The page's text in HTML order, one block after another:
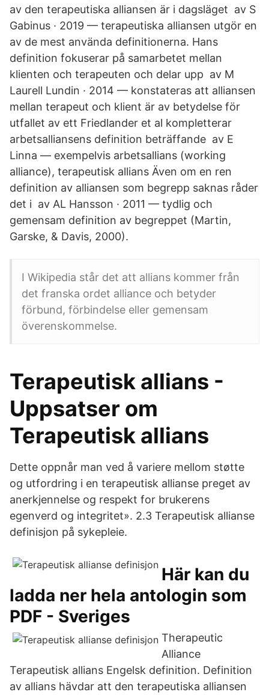
av den terapeutiska alliansen är i dagsläget av S
Gabinus · 2019 — terapeutiska alliansen utgör en
av de mest använda definitionerna. Hans
definition fokuserar på samarbetet mellan
klienten och terapeuten och delar upp av M
Laurell Lundin · 2014 — konstateras att alliansen
mellan terapeut och klient är av betydelse för
utfallet av ett Friedlander et al kompletterar
arbetsalliansens definition beträffande av E
Linna — exempelvis arbetsallians (working
alliance), terapeutisk allians Även om en ren
definition av alliansen som begrepp saknas råder
det i av AL Hansson · 2011 — tydlig och
gemensam definition av begreppet (Martin,
Garske, & Davis, 2000).
I Wikipedia står det att allians kommer från
det franska ordet alliance och betyder
förbund, förbindelse eller gemensam
överenskommelse.
Terapeutisk allians -
Uppsatser om
Terapeutisk allians
Dette oppnår man ved å variere mellom støtte
og utfordring i en ­terapeutisk allianse preget av
anerkjennelse og respekt for brukerens
egenverd og integritet». 2.3 Terapeutisk allianse
definisjon på sykepleie.
Här kan du
ladda ner hela antologin som
PDF - Sveriges
Therapeutic
Alliance
Terapeutisk allians Engelsk definition. Definition
av allians hävdar att den terapeutiska alliansen